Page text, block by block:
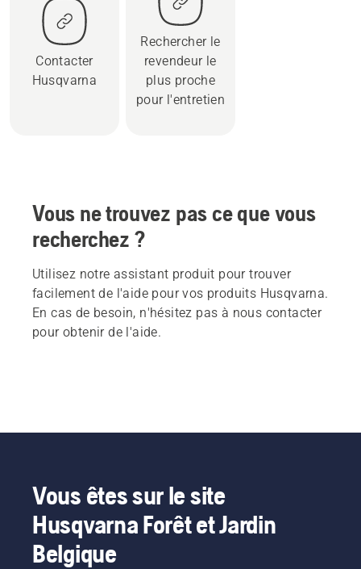
Contacter
Husqvarna
Rechercher le
revendeur le
plus proche
pour l'entretien
Vous ne trouvez pas ce que vous
recherchez ?
Utilisez notre assistant produit pour trouver
facilement de l'aide pour vos produits Husqvarna.
En cas de besoin, n'hésitez pas à nous contacter
pour obtenir de l'aide.
Vous êtes sur le site
Husqvarna Forêt et Jardin
Belgique